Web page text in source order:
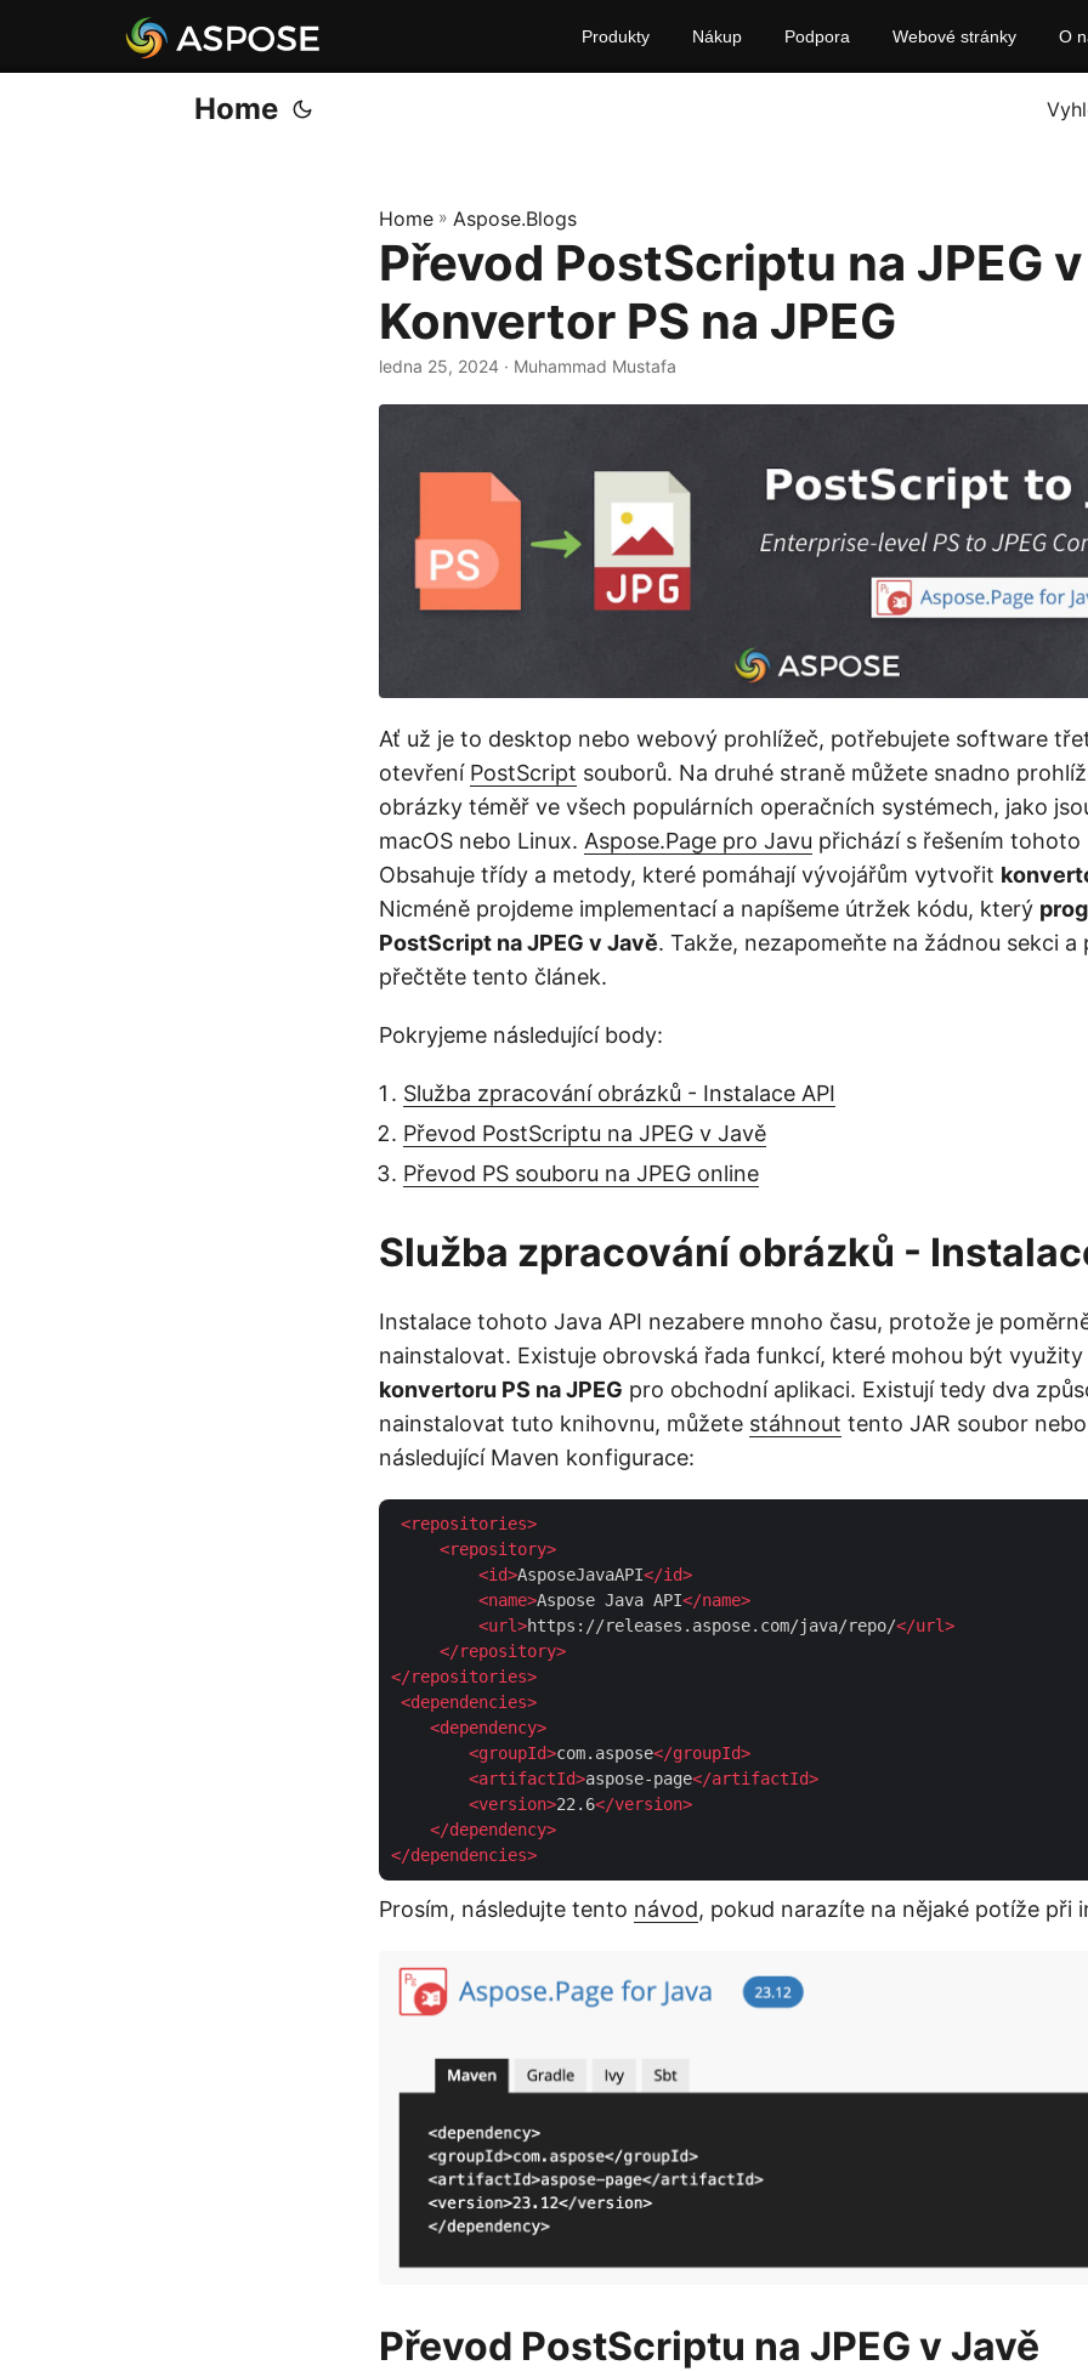
Produkty Nákup Podpora Webové stránky O
Home
Home » Aspose.Blogs
Převod PostScriptu na JPEG
Konvertor PS na JPEG
ledna 25, 2024 · Muhammad Mustafa
Ať už je to desktop nebo webový prohlížeč, potřebujete software
otevření PostScript souborů. Na druhé straně můžete snadno
obrázky téměř ve všech populárních operačních systémech, jako
macOS nebo Linux. Aspose.Page pro Javu přichází s řešením tohoto
Obsahuje třídy a metody, které pomáhají vývojářům vytvořit
Nicméně projdeme implementací a napíšeme útržek kódu, který
PostScript na JPEG v Javě. Takže, nezapomeňte na žádnou sekci a
přečtěte tento článek.
Pokryjeme následující body:
Služba zpracování obrázků - Instalace API
Převod PostScriptu na JPEG v Javě
Převod PS souboru na JPEG online
Služba zpracování obrázků -
Instalace tohoto Java API nezabere mnoho času, protože je
nainstalovat. Existuje obrovská řada funkcí, které mohou být
konvertoru PS na JPEG pro obchodní aplikaci. Existují tedy dva
nainstalovat tuto knihovnu, můžete stáhnout tento JAR soubor
následující Maven konfigurace:
<repositories>
<repository>
<id>AsposeJavaAPI</id>
<name>Aspose Java API</name>
<url>https://releases.aspose.com/java/repo/</url>
</repository>
</repositories>
<dependencies>
<dependency>
<groupId>com.aspose</groupId>
<artifactId>aspose-page</artifactId>
<version>22.6</version>
</dependency>
</dependencies>
Prosím, následujte tento návod, pokud narazíte na nějaké potíže při
Převod PostScriptu na JPEG v Javě